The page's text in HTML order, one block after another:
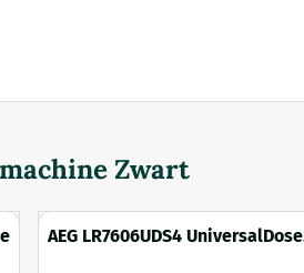
Zwart
AEG LR7606UDS4 UniversalDose